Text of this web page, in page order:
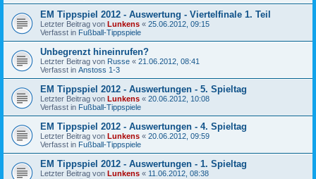
EM Tippspiel 2012 - Auswertung - Viertelfinale 1. Teil
Letzter Beitrag von Lunkens « 25.06.2012, 09:15
Verfasst in Fußball-Tippspiele
Unbegrenzt hineinrufen?
Letzter Beitrag von Russe « 21.06.2012, 08:41
Verfasst in Anstoss 1-3
EM Tippspiel 2012 - Auswertungen - 5. Spieltag
Letzter Beitrag von Lunkens « 20.06.2012, 10:08
Verfasst in Fußball-Tippspiele
EM Tippspiel 2012 - Auswertungen - 4. Spieltag
Letzter Beitrag von Lunkens « 20.06.2012, 09:59
Verfasst in Fußball-Tippspiele
EM Tippspiel 2012 - Auswertungen - 1. Spieltag
Letzter Beitrag von Lunkens « 11.06.2012, 08:38